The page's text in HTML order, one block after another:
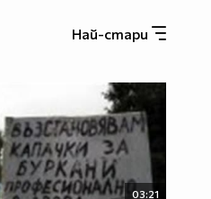
Най-стари
03:21